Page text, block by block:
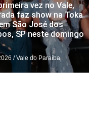
vez no Vale,
faz show na Toka
São José dos
SP neste domingo
/ Vale do Paraíba